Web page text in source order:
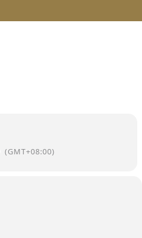
(GMT+08:00)